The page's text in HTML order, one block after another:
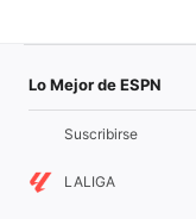
Lo Mejor de ESPN
Suscribirse
LALIGA